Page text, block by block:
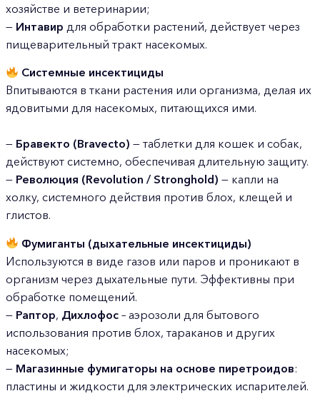
хозяйстве и ветеринарии;
— Интавир для обработки растений, действует через
пищеварительный тракт насекомых.
Системные инсектициды
Впитываются в ткани растения или организма, делая их
ядовитыми для насекомых, питающихся ими.
— Бравекто (Bravecto) — таблетки для кошек и собак,
действуют системно, обеспечивая длительную защиту.
— Революция (Revolution / Stronghold) — капли на
холку, системного действия против блох, клещей и
глистов.
Фумиганты (дыхательные инсектициды)
Используются в виде газов или паров и проникают в
организм через дыхательные пути. Эффективны при
обработке помещений.
— Раптор, Дихлофос – аэрозоли для бытового
использования против блох, тараканов и других
насекомых;
— Магазинные фумигаторы на основе пиретроидов:
пластины и жидкости для электрических испарителей.